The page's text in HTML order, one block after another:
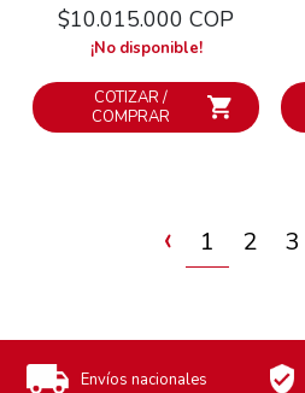
$10.015.000 COP
¡No disponible!
COTIZAR /
COMPRAR
‹ 1 2 3
Envíos nacionales